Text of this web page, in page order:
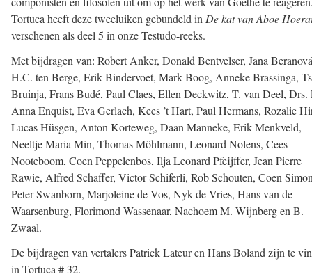
Tortuca heeft deze tweeluiken gebundeld inDe kat van Aboe
verschenen als deel 5 in onze Testudo-reeks.
Met bijdragen van: Robert Anker, Donald Bentvelser, Jana
H.C. ten Berge, Erik Bindervoet, Mark Boog, Anneke Brassinga,
Bruinja, Frans Budé, Paul Claes, Ellen Deckwitz, T. van Deel, Drs.
Anna Enquist, Eva Gerlach, Kees ’t Hart, Paul Hermans, Rozalie
Lucas Hüsgen, Anton Korteweg, Daan Manneke, Erik Menkveld,
Neeltje Maria Min, Thomas Möhlmann, Leonard Nolens, Cees
Nooteboom, Coen Peppelenbos, Ilja Leonard Pfeijffer, Jean Pierre
Rawie, Alfred Schaffer, Victor Schiferli, Rob Schouten, Coen
Peter Swanborn, Marjoleine de Vos, Nyk de Vries, Hans van de
Waarsenburg, Florimond Wassenaar, Nachoem M. Wijnberg en B.
Zwaal.
De bijdragen van vertalers Patrick Lateur en Hans Boland zijn te
in Tortuca # 32.